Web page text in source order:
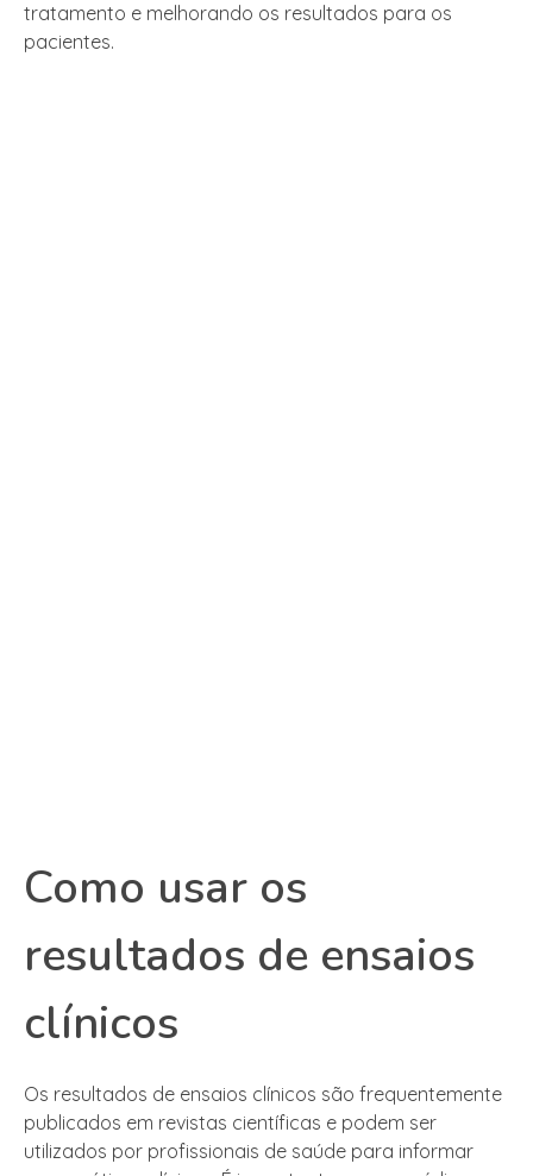
tratamento e melhorando os resultados para os
pacientes.
Como usar os
resultados de ensaios
clínicos
Os resultados de ensaios clínicos são frequentemente
publicados em revistas científicas e podem ser
utilizados por profissionais de saúde para informar